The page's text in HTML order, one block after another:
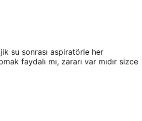
su sonrası aspiratörle her
faydalı mı, zararı var mıdır sizce